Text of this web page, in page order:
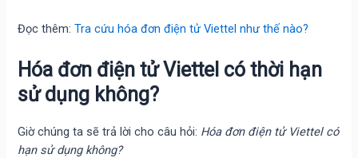
Đọc thêm:Tra cứu hóa đơn điện tử Viettel như thế nào?
Hóa đơn điện tử Viettel có thời hạn
sử dụng không?
Giờ chúng ta sẽ trả lời cho câu hỏi: Hóa đơn điện tử Viettel có
hạn sử dụng không?